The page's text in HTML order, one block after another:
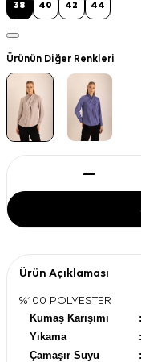
38 40 42 44
Ürünün Diğer Renkleri
Ürün Açıklaması
%100 POLYESTER
Kumaş Karışımı
:
Yıkama
:
Çamaşır Suyu
: